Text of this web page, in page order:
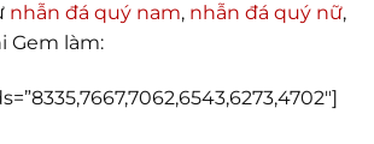
nhẫn đá quý nam, nhẫn đá quý nữ,
Gem làm: